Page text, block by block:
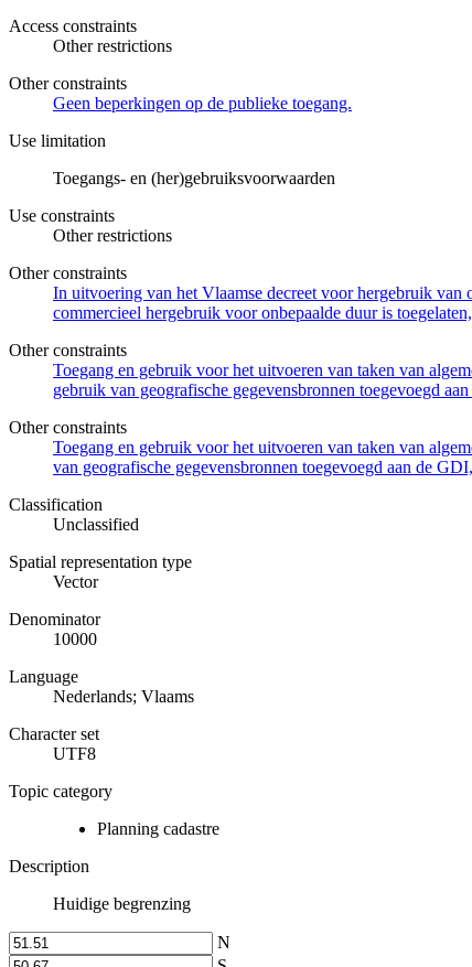
Access constraints
Other restrictions
Other constraints
Geen beperkingen op de publieke toegang.
Use limitation
Toegangs- en (her)gebruiksvoorwaarden
Use constraints
Other restrictions
Other constraints
In uitvoering van het Vlaamse decreet voor hergebruik
commercieel hergebruik voor onbepaalde duur is
Other constraints
Toegang en gebruik voor het uitvoeren van taken van
gebruik van geografische gegevensbronnen toegevoegd
Other constraints
Toegang en gebruik voor het uitvoeren van taken van
van geografische gegevensbronnen toegevoegd aan de
Classification
Unclassified
Spatial representation type
Vector
Denominator
10000
Language
Nederlands; Vlaams
Character set
UTF8
Topic category
Planning cadastre
Description
Huidige begrenzing
N